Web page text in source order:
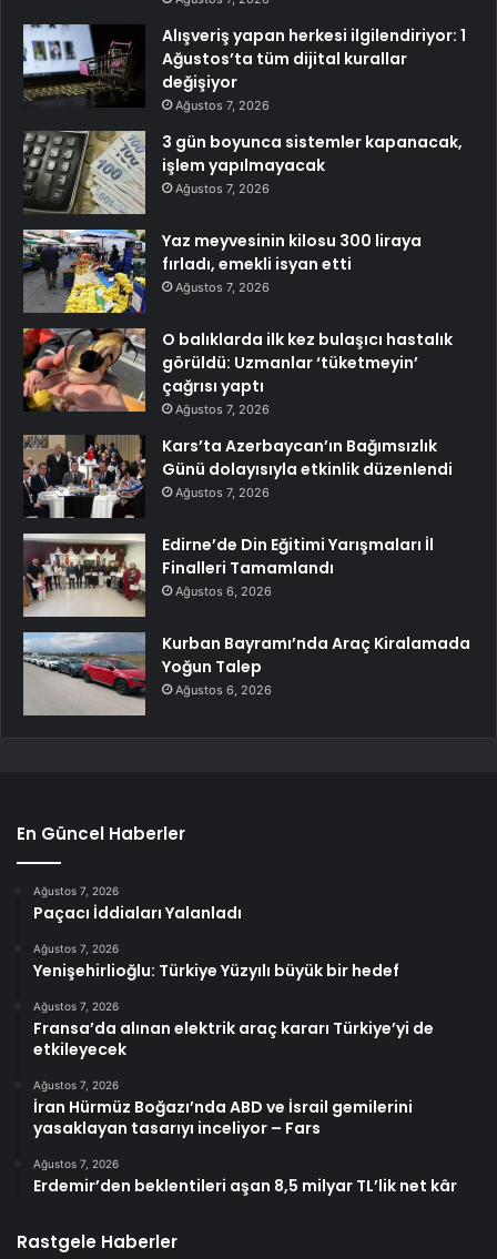
Alışveriş yapan herkesi ilgilendiriyor: 1
Ağustos’ta tüm dijital kurallar
değişiyor
Ağustos 7, 2026
3 gün boyunca sistemler kapanacak,
işlem yapılmayacak
Ağustos 7, 2026
Yaz meyvesinin kilosu 300 liraya
fırladı, emekli isyan etti
Ağustos 7, 2026
O balıklarda ilk kez bulaşıcı hastalık
görüldü: Uzmanlar ‘tüketmeyin’
çağrısı yaptı
Ağustos 7, 2026
Kars’ta Azerbaycan’ın Bağımsızlık
Günü dolayısıyla etkinlik düzenlendi
Ağustos 7, 2026
Edirne’de Din Eğitimi Yarışmaları İl
Finalleri Tamamlandı
Ağustos 6, 2026
Kurban Bayramı’nda Araç Kiralamada
Yoğun Talep
Ağustos 6, 2026
En Güncel Haberler
Ağustos 7, 2026
Paçacı İddiaları Yalanladı
Ağustos 7, 2026
Yenişehirlioğlu: Türkiye Yüzyılı büyük bir hedef
Ağustos 7, 2026
Fransa’da alınan elektrik araç kararı Türkiye’yi de
etkileyecek
Ağustos 7, 2026
İran Hürmüz Boğazı’nda ABD ve İsrail gemilerini
yasaklayan tasarıyı inceliyor – Fars
Ağustos 7, 2026
Erdemir’den beklentileri aşan 8,5 milyar TL’lik net kâr
Rastgele Haberler